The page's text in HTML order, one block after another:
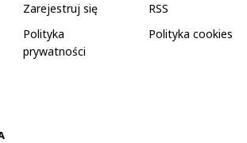
Zarejestruj się
RSS
Polityka
prywatności
Polityka cookies